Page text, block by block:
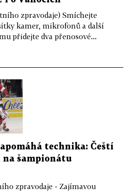
zpravodaje) Smíchejte
kamer, mikrofonů a další
přidejte dva přenosové...
technika: Čeští
šampionátu
zpravodaje - Zajímavou